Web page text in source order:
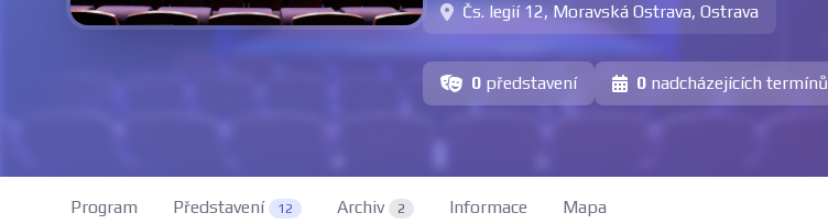
Čs. legií 12, Moravská Ostrava, Ostrava
0 představení 0 nadcházejících termínů
Program Představení 12 Archiv 2 Informace Mapa